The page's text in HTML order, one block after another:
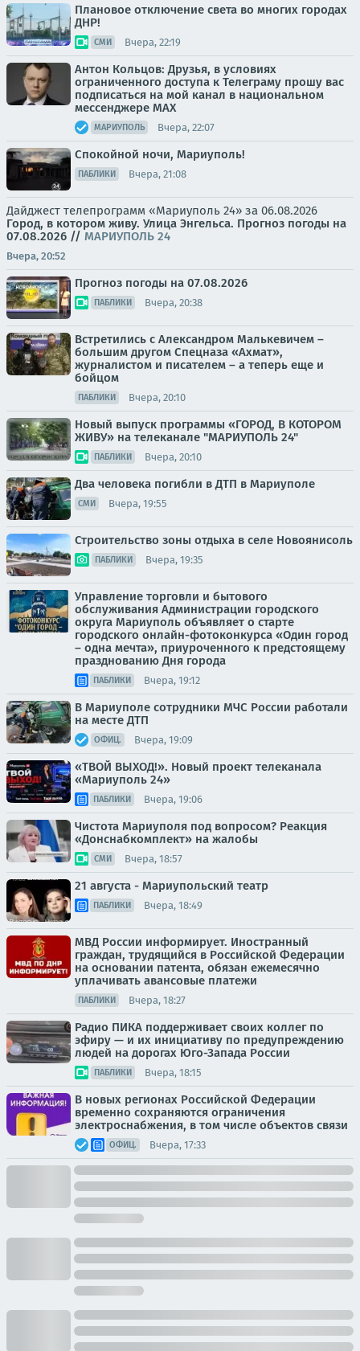
Плановое отключение света во многих городах
ДНР!
СМИ Вчера, 22:19
Антон Кольцов: Друзья, в условиях
ограниченного доступа к Телеграму прошу вас
подписаться на мой канал в национальном
мессенджере МАХ
МАРИУПОЛЬ Вчера, 22:07
Спокойной ночи, Мариуполь!
ПАБЛИКИ Вчера, 21:08
Дайджест телепрограмм «Мариуполь 24» за 06.08.2026
Город, в котором живу. Улица Энгельса. Прогноз погоды на
07.08.2026 // МАРИУПОЛЬ 24
Вчера, 20:52
Прогноз погоды на 07.08.2026
ПАБЛИКИ Вчера, 20:38
Встретились с Александром Малькевичем –
большим другом Спецназа «Ахмат»,
журналистом и писателем – а теперь еще и
бойцом
ПАБЛИКИ Вчера, 20:10
Новый выпуск программы «ГОРОД, В КОТОРОМ
ЖИВУ» на телеканале "МАРИУПОЛЬ 24"
ПАБЛИКИ Вчера, 20:10
Два человека погибли в ДТП в Мариуполе
СМИ Вчера, 19:55
Строительство зоны отдыха в селе Новоянисоль
ПАБЛИКИ Вчера, 19:35
Управление торговли и бытового
обслуживания Администрации городского
округа Мариуполь объявляет о старте
городского онлайн-фотоконкурса «Один город
– одна мечта», приуроченного к предстоящему
празднованию Дня города
ПАБЛИКИ Вчера, 19:12
В Мариуполе сотрудники МЧС России работали
на месте ДТП
ОФИЦ. Вчера, 19:09
«ТВОЙ ВЫХОД!». Новый проект телеканала
«Мариуполь 24»
ПАБЛИКИ Вчера, 19:06
Чистота Мариуполя под вопросом? Реакция
«Донснабкомплект» на жалобы
СМИ Вчера, 18:57
21 августа - Мариупольский театр
ПАБЛИКИ Вчера, 18:49
МВД России информирует. Иностранный
граждан, трудящийся в Российской Федерации
на основании патента, обязан ежемесячно
уплачивать авансовые платежи
ПАБЛИКИ Вчера, 18:27
Радио ПИКА поддерживает своих коллег по
эфиру — и их инициативу по предупреждению
людей на дорогах Юго-Запада России
ПАБЛИКИ Вчера, 18:15
В новых регионах Российской Федерации
временно сохраняются ограничения
электроснабжения, в том числе объектов связи
ОФИЦ. Вчера, 17:33